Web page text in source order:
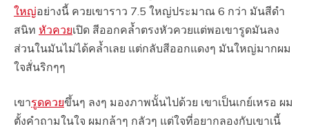
ใหญ่อย่างนี้ ควยเขาราว 7.5 ใหญ่ประมาณ 6 กว่า มันสีดำ
สนิท หัวควยเปิด สีออกคล้ำตรงหัวควยแต่พอเขารูดมันลง
ส่วนในมันไม่ได้คล้ำเลย แต่กลับสีออกแดงๆ มันใหญ่มากผม
ใจสั่นริกๆๆ
เขารูดควยขึ้นๆ ลงๆ มองภาพนั้นไปด้วย เขาเป็นเกย์เหรอ ผม
ตั้งคำถามในใจ ผมกล้าๆ กลัวๆ แต่ใจที่อยากลองกับเขาเนี้